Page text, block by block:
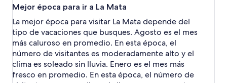
Mejor época para ir a La Mata
La mejor época para visitar La Mata depende del
tipo de vacaciones que busques. Agosto es el mes
más caluroso en promedio. En esta época, el
número de visitantes es moderadamente alto y el
clima es soleado sin lluvia. Enero es el mes más
fresco en promedio. En esta época, el número de